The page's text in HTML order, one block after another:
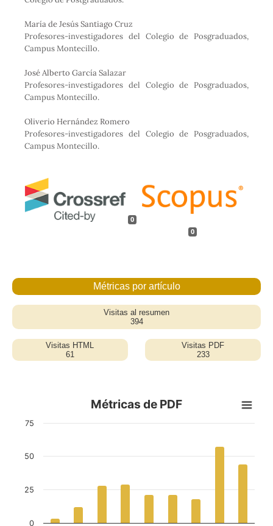
María de Jesús Santiago Cruz
Profesores-investigadores del Colegio de Posgraduados,
Campus Montecillo.
José Alberto García Salazar
Profesores-investigadores del Colegio de Posgraduados,
Campus Montecillo.
Oliverio Hernández Romero
Profesores-investigadores del Colegio de Posgraduados,
Campus Montecillo.
0
0